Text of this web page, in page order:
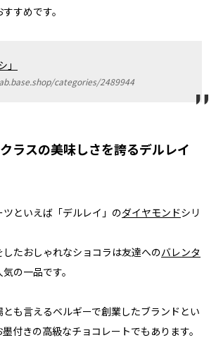
すめです。
」
categories/2489944
ラスの美味しさを誇るデルレイ
といえば「デルレイ」のダイヤモンドシリ
したおしゃれなショコラは友達へのバレンタ
の一品です。
も言えるベルギーで創業したブランドとい
付きの高級なチョコレートでもあります。